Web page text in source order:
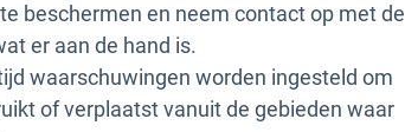
beschermen en neem contact op met de
er aan de hand is.
waarschuwingen worden ingesteld om
of verplaatst vanuit de gebieden waar